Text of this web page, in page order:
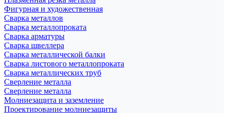
Фигурная и художественная
Сварка металлов
Сварка металлопроката
Сварка арматуры
Сварка швеллера
Сварка металлической балки
Сварка листового металлопроката
Сварка металлических труб
Сверление металла
Сверление металла
Молниезащита и заземление
Проектирование молниезащиты